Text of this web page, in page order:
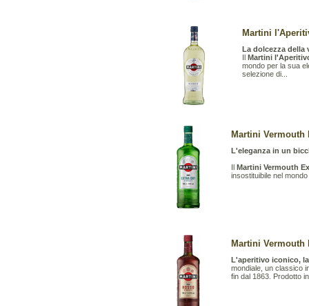
Martini
La dolcezza della
Il Martini
mondo per la sua
selezione di...
Martini Vermouth
L'eleganza in un
Il Martini Vermouth
insostituibile nel
Martini Vermouth
L'aperitivo iconico,
mondiale, un classico
fin dal 1863. Prodotto